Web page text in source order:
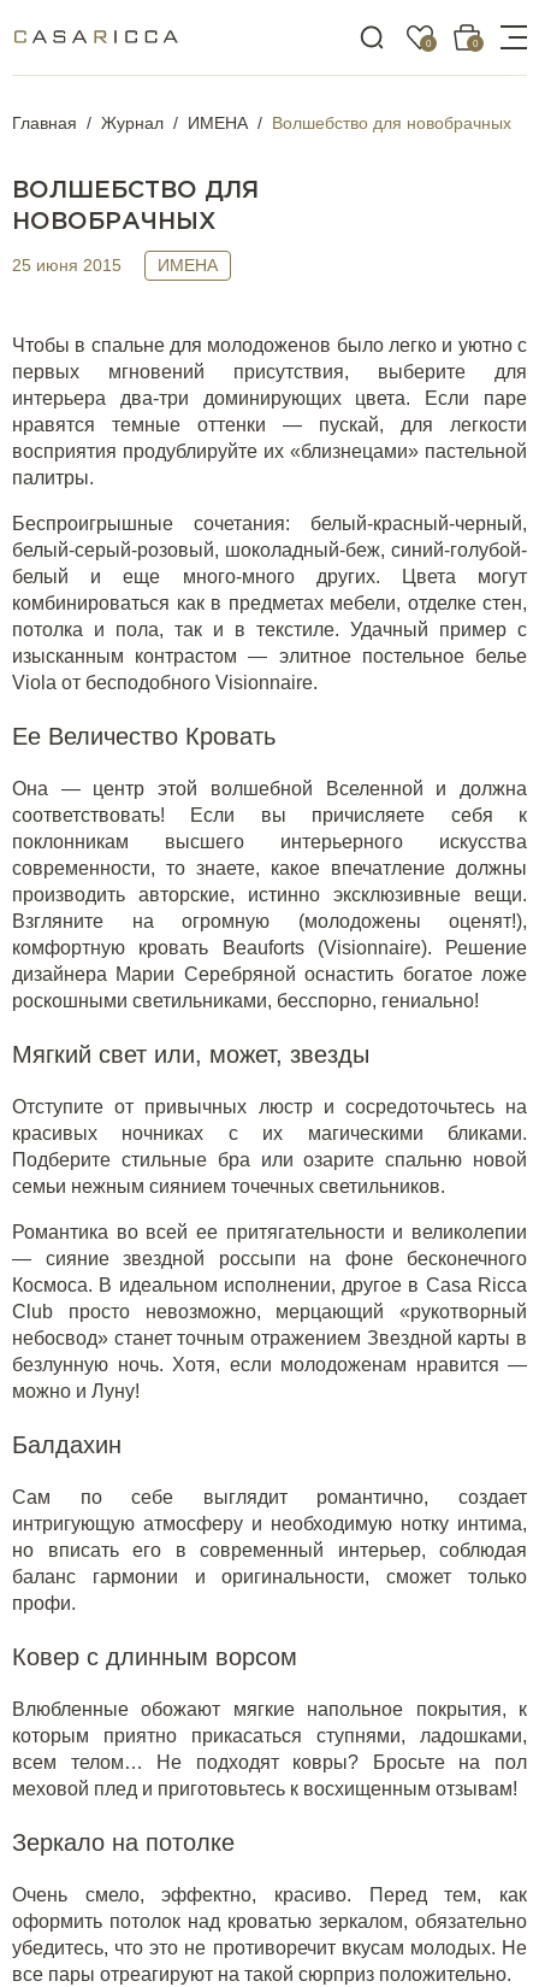
0 0
Главная Журнал ИМЕНА Волшебство для новобрачных
ВОЛШЕБСТВО ДЛЯ
НОВОБРАЧНЫХ
25 июня 2015 ИМЕНА
Чтобы в спальне для молодоженов было легко и уютно с
первых мгновений присутствия, выберите для
интерьера два-три доминирующих цвета. Если паре
нравятся темные оттенки — пускай, для легкости
восприятия продублируйте их «близнецами» пастельной
палитры.
Беспроигрышные сочетания: белый-красный-черный,
белый-серый-розовый, шоколадный-беж, синий-голубой-
белый и еще много-много других. Цвета могут
комбинироваться как в предметах мебели, отделке стен,
потолка и пола, так и в текстиле. Удачный пример с
изысканным контрастом — элитное постельное белье
Viola от бесподобного Visionnaire.
Ее Величество Кровать
Она — центр этой волшебной Вселенной и должна
соответствовать! Если вы причисляете себя к
поклонникам высшего интерьерного искусства
современности, то знаете, какое впечатление должны
производить авторские, истинно эксклюзивные вещи.
Взгляните на огромную (молодожены оценят!),
комфортную кровать Beauforts (Visionnaire). Решение
дизайнера Марии Серебряной оснастить богатое ложе
роскошными светильниками, бесспорно, гениально!
Мягкий свет или, может, звезды
Отступите от привычных люстр и сосредоточьтесь на
красивых ночниках с их магическими бликами.
Подберите стильные бра или озарите спальню новой
семьи нежным сиянием точечных светильников.
Романтика во всей ее притягательности и великолепии
— сияние звездной россыпи на фоне бесконечного
Космоса. В идеальном исполнении, другое в Casa Ricca
Club просто невозможно, мерцающий «рукотворный
небосвод» станет точным отражением Звездной карты в
безлунную ночь. Хотя, если молодоженам нравится —
можно и Луну!
Балдахин
Сам по себе выглядит романтично, создает
интригующую атмосферу и необходимую нотку интима,
но вписать его в современный интерьер, соблюдая
баланс гармонии и оригинальности, сможет только
профи.
Ковер с длинным ворсом
Влюбленные обожают мягкие напольное покрытия, к
которым приятно прикасаться ступнями, ладошками,
всем телом… Не подходят ковры?
Бросьте на пол
меховой плед и приготовьтесь к восхищенным отзывам!
Зеркало на потолке
Очень смело, эффектно, красиво. Перед тем, как
оформить потолок над кроватью зеркалом, обязательно
убедитесь, что это не противоречит вкусам молодых. Не
все пары отреагируют на такой сюрприз положительно.